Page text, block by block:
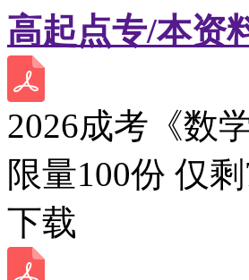
高起点专/本资
2026成考《数
限量100份 仅剩
下载